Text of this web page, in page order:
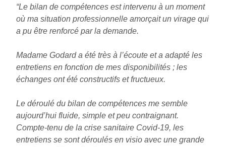
“Le bilan de compétences est intervenu à un moment
où ma situation professionnelle amorçait un virage qui
a pu être renforcé par la demande.
Madame Godard a été très à l’écoute et a adapté les
entretiens en fonction de mes disponibilités ; les
échanges ont été constructifs et fructueux.
Le déroulé du bilan de compétences me semble
aujourd’hui fluide, simple et peu contraignant.
Compte-tenu de la crise sanitaire Covid-19, les
entretiens se sont déroulés en visio avec une grande